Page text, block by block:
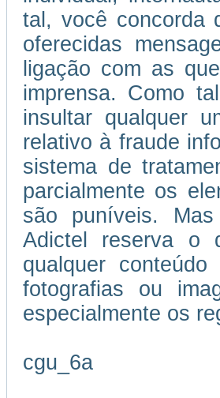
tal, você concorda
oferecidas
ligação com as
imprensa. Como
insultar qualquer
relativo à fraude
sistema de
parcialmente os
são puníveis.
Adictel reserva o
qualquer
fotografias ou
especialmente os
cgu_6a